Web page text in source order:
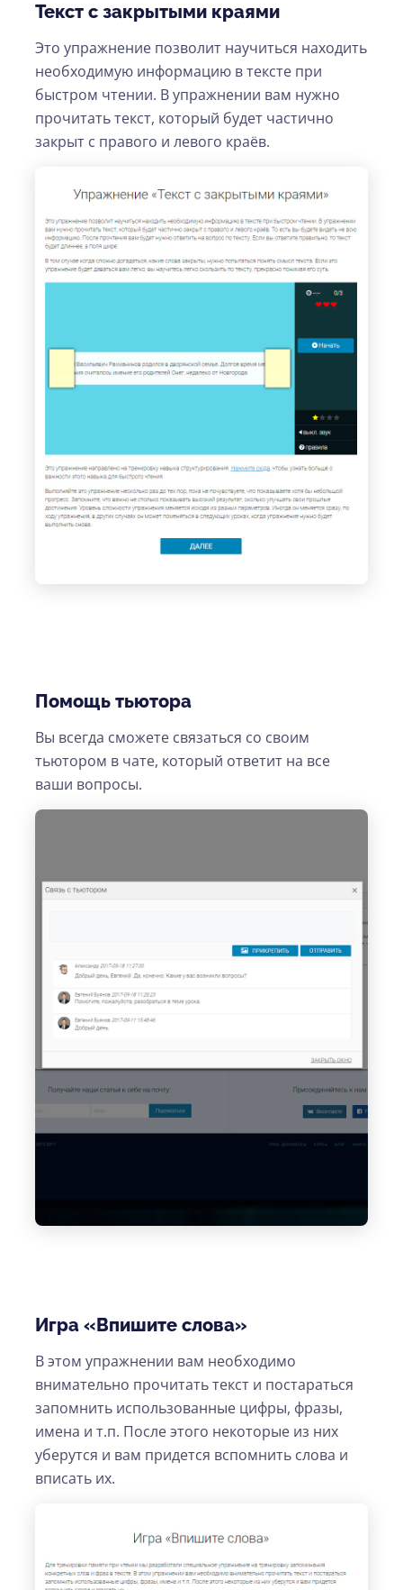
Текст с закрытыми краями
Это упражнение позволит научиться находить
необходимую информацию в тексте при
быстром чтении. В упражнении вам нужно
прочитать текст, который будет частично
закрыт с правого и левого краёв.
Помощь тьютора
Вы всегда сможете связаться со своим
тьютором в чате, который ответит на все
ваши вопросы.
Игра «Впишите слова»
В этом упражнении вам необходимо
внимательно прочитать текст и постараться
запомнить использованные цифры, фразы,
имена и т.п. После этого некоторые из них
уберутся и вам придется вспомнить слова и
вписать их.